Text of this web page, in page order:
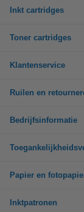
Inkt cartridges
Toner cartridges
Klantenservice
Ruilen en
Bedrijfsinformatie
Papier en
Inktpatronen